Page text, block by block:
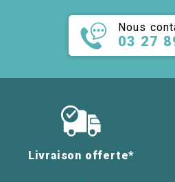
Nous
03 27
Livraison offerte*